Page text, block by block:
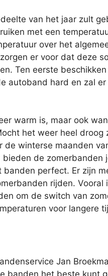
van het jaar zult
met een
over het
er voor dat deze
Ten eerste
autoband hard en zal
warm is, maar ook
het weer heel droog
winterse maanden
de zomerbanden
perfect. Er zijn
rijden. Vooral
om de switch van
voor langere
Jan
banden het beste kunt